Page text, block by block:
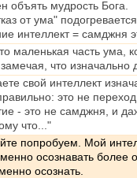
объять мудрость Бога.
от ума"
интеллект = самджня
маленькая часть ума,
что изначально
свой интеллект
это не
- это не самджня, и
что..."
попробуем. Мой
осознавать более
осознать.